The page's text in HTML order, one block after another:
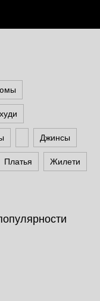
Джинсы
Платья Жилети